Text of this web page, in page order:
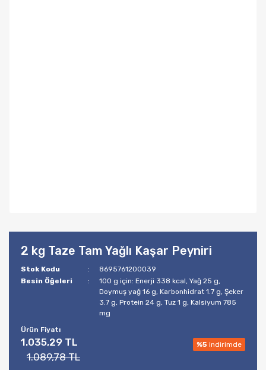
2 kg Taze Tam Yağlı Kaşar Peyniri
Stok Kodu
8695761200039
Besin Öğeleri
100 g için: Enerji 338 kcal, Yağ 25 g,
Doymuş yağ 16 g, Karbonhidrat 1.7 g, Şeker
3.7 g, Protein 24 g, Tuz 1 g, Kalsiyum 785
mg
Ürün Fiyatı
1.035,29 TL
1.089,78 TL
%5 indirimde